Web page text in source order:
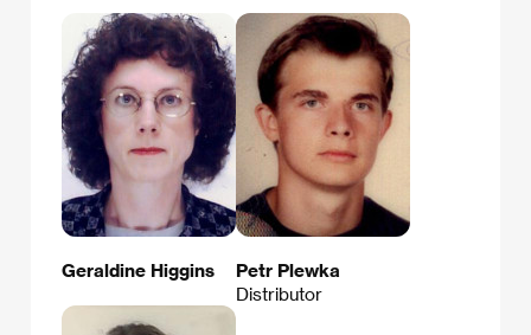
Geraldine Higgins
Petr Plewka
Distributor